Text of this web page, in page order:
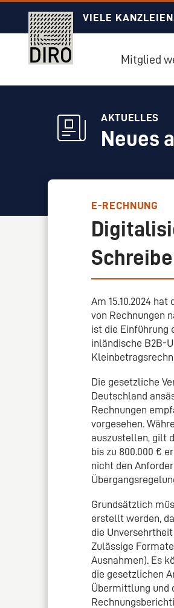
VIELE
Mitglied
AKTUELLES
Neues
E-RECHNUNG
Am 15.10.2024
von Rechnungen
ist die Einführung
inländische B2B-
Die gesetzliche
Deutschland
Rechnungen
vorgesehen.
auszustellen, gilt
bis zu 800.000 €
nicht den
Grundsätzlich
erstellt werden,
die
Zulässige
Ausnahmen). Es
die gesetzlichen
Übermittlung und